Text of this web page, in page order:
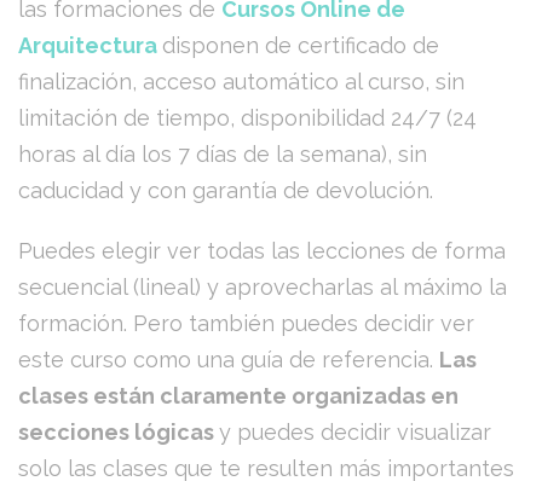
las formaciones de Cursos Online de
Arquitectura disponen de certificado de
finalización, acceso automático al curso, sin
limitación de tiempo, disponibilidad 24/7 (24
horas al día los 7 días de la semana), sin
caducidad y con garantía de devolución.
Puedes elegir ver todas las lecciones de forma
secuencial (lineal) y aprovecharlas al máximo la
formación. Pero también puedes decidir ver
este curso como una guía de referencia. Las
clases están claramente organizadas en
secciones lógicasy puedes decidir visualizar
solo las clases que te resulten más importantes